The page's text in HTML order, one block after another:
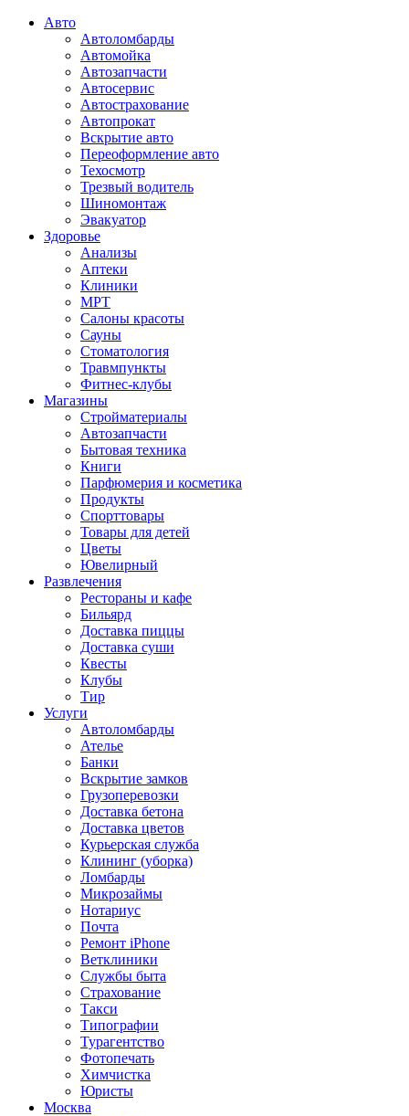
Авто
Автоломбарды
Автомойка
Автозапчасти
Автосервис
Автострахование
Автопрокат
Вскрытие авто
Переоформление авто
Техосмотр
Трезвый водитель
Шиномонтаж
Эвакуатор
Здоровье
Анализы
Аптеки
Клиники
МРТ
Салоны красоты
Сауны
Стоматология
Травмпункты
Фитнес-клубы
Магазины
Стройматериалы
Автозапчасти
Бытовая техника
Книги
Парфюмерия и косметика
Продукты
Спорттовары
Товары для детей
Цветы
Ювелирный
Развлечения
Рестораны и кафе
Бильярд
Доставка пиццы
Доставка суши
Квесты
Клубы
Тир
Услуги
Автоломбарды
Ателье
Банки
Вскрытие замков
Грузоперевозки
Доставка бетона
Доставка цветов
Курьерская служба
Клининг (уборка)
Ломбарды
Микрозаймы
Нотариус
Почта
Ремонт iPhone
Ветклиники
Службы быта
Страхование
Такси
Типографии
Турагентство
Фотопечать
Химчистка
Юристы
Москва